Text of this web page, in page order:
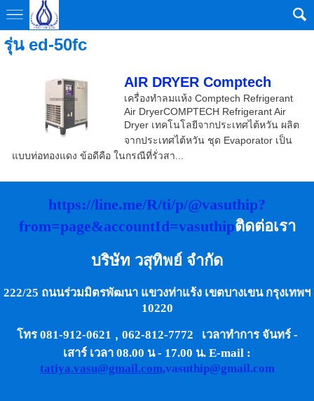
รุ่น ed-50fc
AIR DRYER Comptech
เครื่องทำลมแห้ง Comptech Refrigerant
Air DryerCOMPTECH Refrigerant Air
Dryer เทคโนโลยีจากประเทศไต้หวัน ผลิต
จากประเทศไต้หวัน ชุด Evaporator เป็น
แบบท่อทองแดง ข้อดีคือ ในกรณีที่รั่วสา...
https://line.me/R/ti/p/@vasuthip?
from=page&accountId=vasuthipติดต่อเรา
บริษัท วสุทิพย์ จำกัด
222/25 ถนนร่วมมิตรพัฒนา แขวงท่าแร้ง เขตบางเขน กรุงเทพฯ
10220
โทร 081-912-0621 , 062-812-7772 เวลาทำการ จันทร์ -
เสาร์ เวลา 08.00 น - 17.00 น. E-mail :
tatiya.vasu@gmail.com,vasuthip@gmail.com